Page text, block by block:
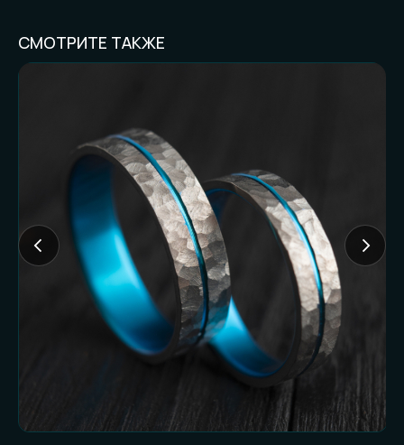
СМОТРИТЕ ТАКЖЕ
Частые вопросы (и честные
ответы):
FAQ И ГОТОВНОСТЬ
К ЗАКАЗУ
Доставляете ли
наложенным
платежом?
с обеих сторон.